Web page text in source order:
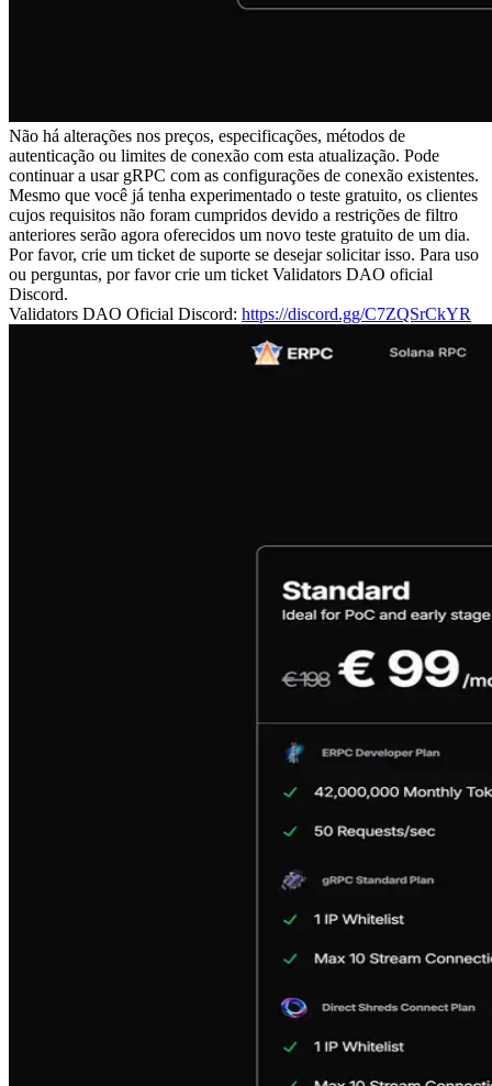
Não há alterações nos preços, especificações, métodos de
autenticação ou limites de conexão com esta atualização. Pode
continuar a usar gRPC com as configurações de conexão existentes.
Mesmo que você já tenha experimentado o teste gratuito, os clientes
cujos requisitos não foram cumpridos devido a restrições de filtro
anteriores serão agora oferecidos um novo teste gratuito de um dia.
Por favor, crie um ticket de suporte se desejar solicitar isso. Para uso
ou perguntas, por favor crie um ticket Validators DAO oficial
Discord.
Validators DAO Oficial Discord: https://discord.gg/C7ZQSrCkYR